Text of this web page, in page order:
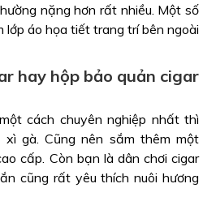
nặng hơn rất nhiều. Một số
lớp áo họa tiết trang trí bên ngoài
hay hộp bảo quản cigar
cách chuyên nghiệp nhất thì
gà. Cũng nên sắm thêm một
cấp. Còn bạn là dân chơi cigar
cũng rất yêu thích nuôi hương